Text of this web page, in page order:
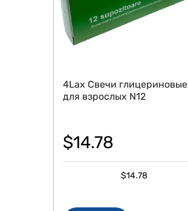
4Lax Свечи глицериновые
для взрослых N12
$14.78
$14.78